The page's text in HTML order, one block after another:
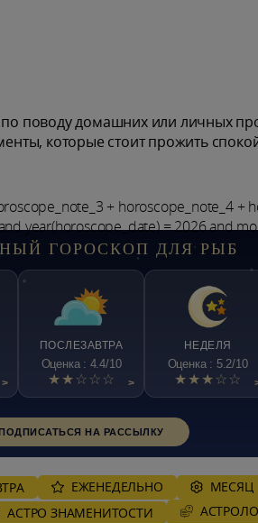
поводу домашних или личных
которые стоит прожить
+ horoscope_note_4 +
year(horoscope_date) = 2026 and
ГОРОСКОП ДЛЯ РЫБ
>
ПОСЛЕЗАВТРА
Оценка : 4.4/10
★★☆☆☆ >
НЕДЕЛЯ
Оценка : 5.2/10
★★★☆☆
НА РАССЫЛКУ
ЕЖЕНЕДЕЛЬНО MЕСЯЦ
АСТРО ЗНАМЕНИТОСТИ